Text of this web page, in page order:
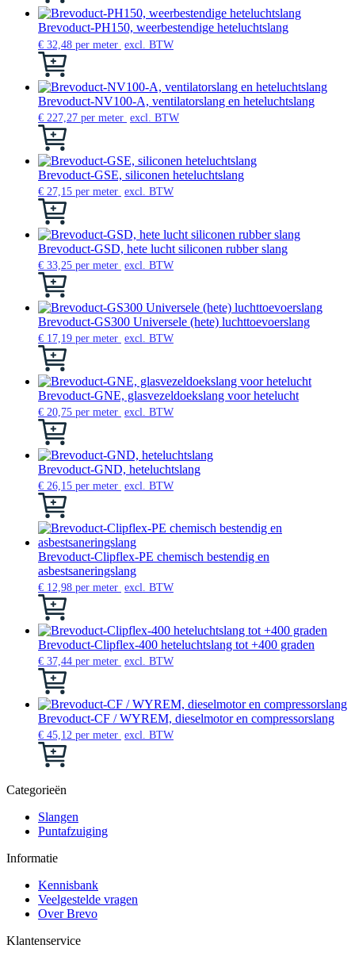
productpagina
kan
gekozen
worden
op
productpagina
heeft
meerdere
variaties.
Deze
kan
gekozen
worden
op
productpagina
Brevoduct-PH150, weerbestendige heteluchtslang
€ 32,48 per meter excl. BTW
Dit
heeft
meerdere
variaties.
Deze
kan
gekozen
worden
op
productpagina
Brevoduct-NV100-A, ventilatorslang en heteluchtslang
€ 227,27 per meter excl. BTW
Dit
heeft
meerdere
variaties.
Deze
kan
gekozen
worden
op
productpagina
Brevoduct-GSE, siliconen heteluchtslang
€ 27,15 per meter excl. BTW
Dit
heeft
meerdere
variaties.
Deze
kan
gekozen
worden
op
productpagina
Brevoduct-GSD, hete lucht siliconen rubber slang
€ 33,25 per meter excl. BTW
Dit
heeft
meerdere
variaties.
Deze
kan
gekozen
worden
op
productpagina
Brevoduct-GS300 Universele (hete) luchttoevoerslang
€ 17,19 per meter excl. BTW
Dit
heeft
meerdere
variaties.
Deze
kan
gekozen
worden
op
productpagina
Brevoduct-GNE, glasvezeldoekslang voor hetelucht
€ 20,75 per meter excl. BTW
Dit
heeft
meerdere
variaties.
Deze
kan
gekozen
worden
op
de
productpagina
Brevoduct-GND, heteluchtslang
€ 26,15 per meter excl. BTW
Dit
heeft
meerdere
variaties.
Deze
optie
kan
worden
op
de
productpagina
Brevoduct-Clipflex-PE chemisch bestendig en
asbestsaneringslang
€ 12,98 per meter excl. BTW
Dit
heeft
meerdere
variaties.
Deze
kan
gekozen
worden
op
Brevoduct-Clipflex-400 heteluchtslang tot +400 graden
€ 37,44 per meter excl. BTW
Dit
heeft
meerdere
variaties.
Deze
op
de
Brevoduct-CF / WYREM, dieselmotor en compressorslang
€ 45,12 per meter excl. BTW
Dit
meerdere
Deze
optie
op
de
productpagina
Categorieën
Slangen
Puntafzuiging
Informatie
Kennisbank
Veelgestelde vragen
Over Brevo
Klantenservice